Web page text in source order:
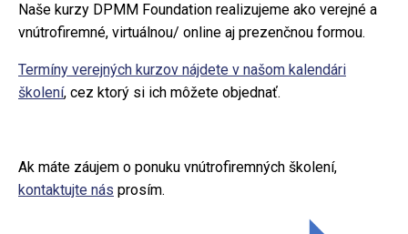
Naše kurzy DPMM Foundation realizujeme ako verejné a
vnútrofiremné, virtuálnou/ online aj prezenčnou formou.
Termíny verejných kurzov nájdete v našom kalendári
školení, cez ktorý si ich môžete objednať.
Ak máte záujem o ponuku vnútrofiremných školení,
kontaktujte nás prosím.